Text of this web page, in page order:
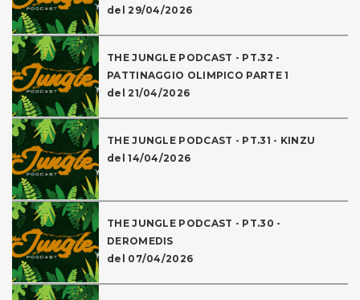
del 29/04/2026
THE JUNGLE PODCAST - PT.32 -
PATTINAGGIO OLIMPICO PARTE 1
del 21/04/2026
THE JUNGLE PODCAST - PT.31 - KINZU
del 14/04/2026
THE JUNGLE PODCAST - PT.30 -
DEROMEDIS
del 07/04/2026